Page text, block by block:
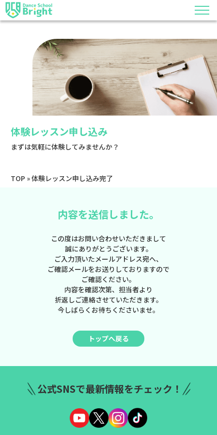
体験レッスン申し込み
まずは気軽に体験してみませんか？
TOP »体験レッスン申し込み完了
内容を送信しました。
この度はお問い合わせいただきまして
誠にありがとうございます。
ご入力頂いたメールアドレス宛へ、
ご確認メールをお送りしておりますので
ご確認ください。
内容を確認次第、担当者より
折返しご連絡させていただきます。
今しばらくお待ちくださいませ。
トップへ戻る
公式SNSで最新情報をチェック！